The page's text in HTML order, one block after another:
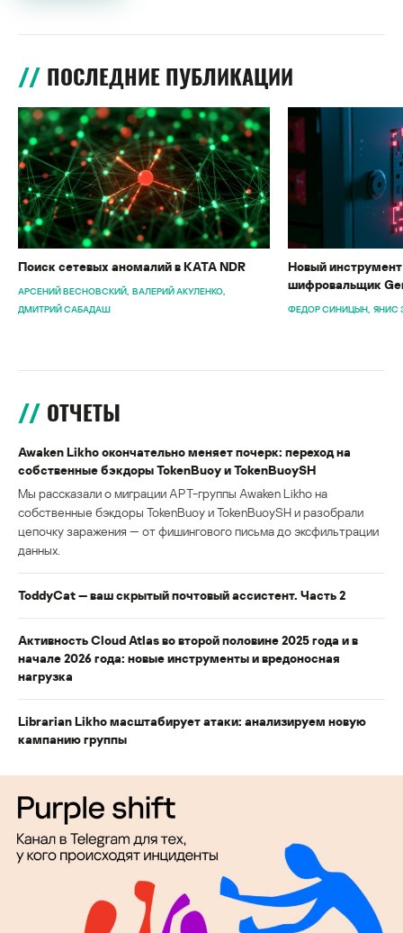
ПОСЛЕДНИЕ ПУБЛИКАЦИИ
Поиск сетевых аномалий в KATA NDR
АРСЕНИЙ ВЕСНОВСКИЙ ВАЛЕРИЙ АКУЛЕНКО
ДМИТРИЙ САБАДАШ
Новый
шифровальщик
ФЕДОР СИНИЦЫН ЯНИС
ОТЧЕТЫ
Awaken Likho окончательно меняет почерк: переход на
собственные бэкдоры TokenBuoy и TokenBuoySH
Мы рассказали о миграции APT-группы Awaken Likho на
собственные бэкдоры TokenBuoy и TokenBuoySH и разобрали
цепочку заражения — от фишингового письма до эксфильтрации
данных.
ToddyCat — ваш скрытый почтовый ассистент. Часть 2
Активность Cloud Atlas во второй половине 2025 года и в
начале 2026 года: новые инструменты и вредоносная
нагрузка
Librarian Likho масштабирует атаки: анализируем новую
кампанию группы